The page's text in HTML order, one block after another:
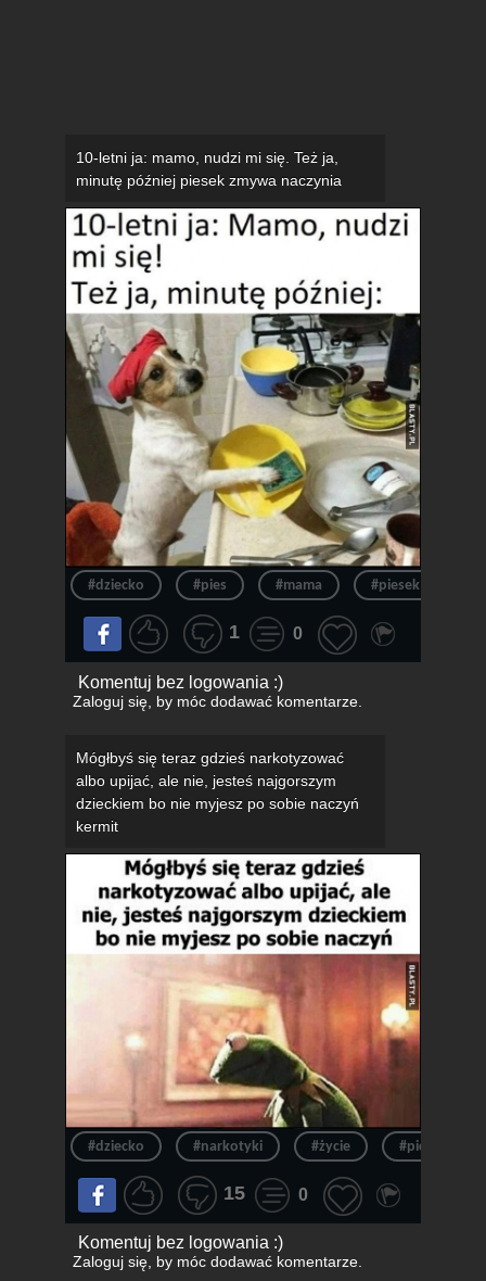
10-letni ja: mamo, nudzi mi się. Też ja,
minutę później piesek zmywa naczynia
#dziecko #pies #mama #piesek
1 0
Komentuj bez logowania :)
Zaloguj się, by móc dodawać komentarze.
Mógłbyś się teraz gdzieś narkotyzować
albo upijać, ale nie, jesteś najgorszym
dzieckiem bo nie myjesz po sobie naczyń
kermit
#dziecko #narkotyki #życie #picie
15 0
Komentuj bez logowania :)
Zaloguj się, by móc dodawać komentarze.